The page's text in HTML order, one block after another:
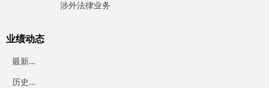
涉外法律业务
业绩动态
最
新业绩
历
史业绩